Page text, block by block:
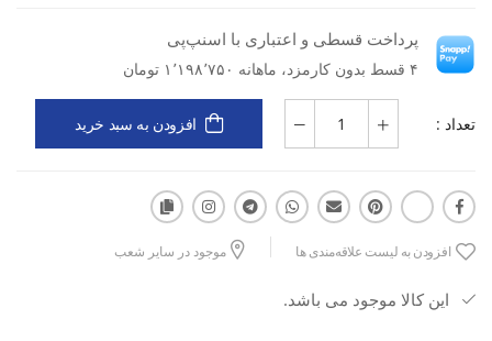
مناسب پیاده‌روی، تمرینات سبک و استفاده روزانه
طراحی سبک، منعطف و راحت
قالب استاندارد با فیت متعادل
پرداخت قسطی و اعتباری با اسنپ‌پی
۴ قسط بدون کارمزد، ماهانه ۱٬۱۹۸٬۷۵۰ تومان
تعداد : افزودن به سبد خرید
افزودن به لیست علاقه‌مندی ها موجود در سایر شعب
این کالا موجود می باشد.